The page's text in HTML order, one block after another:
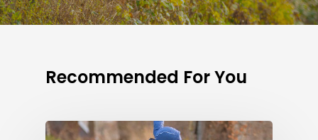
Recommended For You